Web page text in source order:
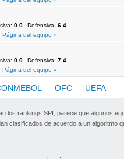
0.0 Defensiva: 6.4
Página del equipo »
0.0 Defensiva: 7.4
Página del equipo »
OFC UEFA
los rankings SPI, parece que algunos
clasificados de acuerdo a un algoritmo